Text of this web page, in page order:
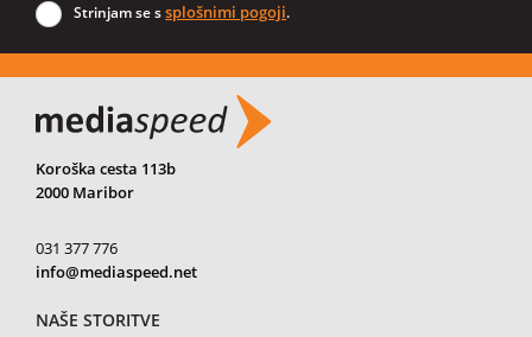
Strinjam se ssplošnimi pogoji.
Koroška cesta 113b
2000 Maribor
031 377 776
info@mediaspeed.net
NAŠE STORITVE